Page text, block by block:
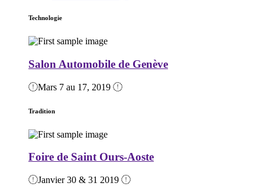
Technologie
Salon Automobile de Genève
Mars 7 au 17, 2019
Tradition
Foire de Saint Ours-Aoste
Janvier 30 & 31 2019